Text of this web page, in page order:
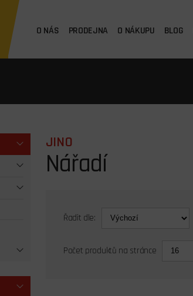
O NÁS PRODEJNA O NÁKUPU BLOG
JINO
Nářadí
Řadit dle:
Počet produktů na stránce